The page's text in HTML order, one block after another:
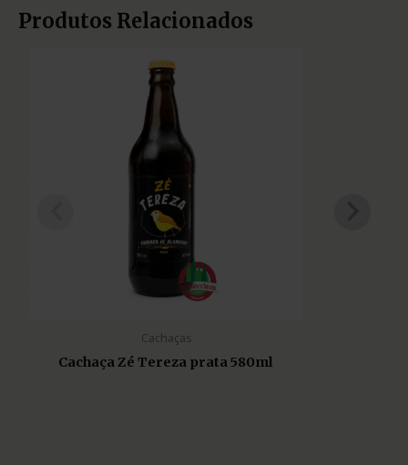
Produtos Relacionados
Cachaças
Cachaça Zé Tereza prata 580ml